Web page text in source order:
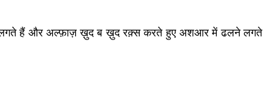
लगते हैं और अल्फ़ाज़ ख़ुद ब ख़ुद रक़्स करते हुए अशआर में ढलने लगते